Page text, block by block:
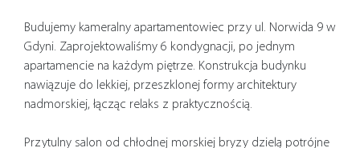
Budujemy kameralny apartamentowiec przy ul. Norwida 9 w
Gdyni. Zaprojektowaliśmy 6 kondygnacji, po jednym
apartamencie na każdym piętrze. Konstrukcja budynku
nawiązuje do lekkiej, przeszklonej formy architektury
nadmorskiej, łącząc relaks z praktycznością.
Przytulny salon od chłodnej morskiej bryzy dzielą potrójne